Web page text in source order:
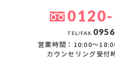
TEL/FAX.
営業時間：10:00〜
カウンセリング受付